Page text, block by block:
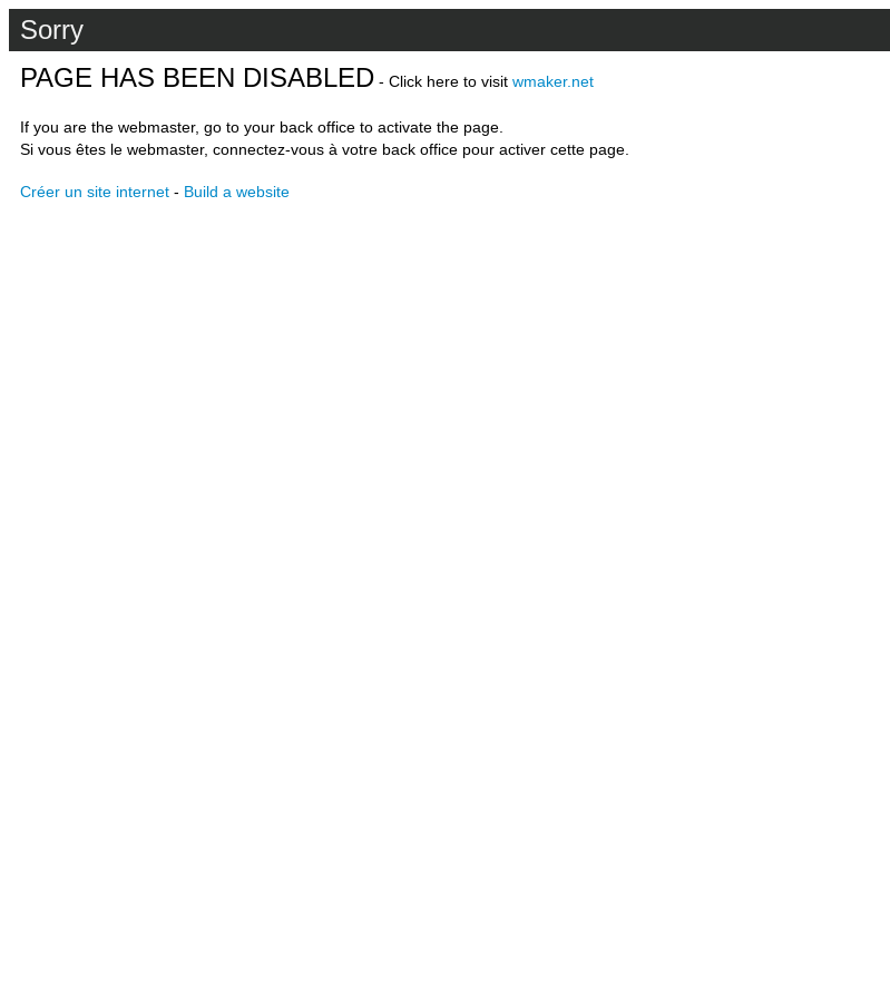
Sorry
PAGE HAS BEEN DISABLED - Click here to visit wmaker.net
If you are the webmaster, go to your back office to activate the page.
Si vous êtes le webmaster, connectez-vous à votre back office pour activer cette page.
Créer un site internet - Build a website